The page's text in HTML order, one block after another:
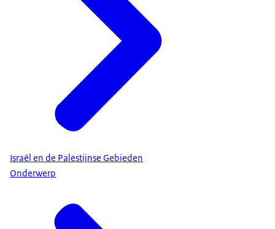
Israël en de Palestijnse Gebieden
Onderwerp